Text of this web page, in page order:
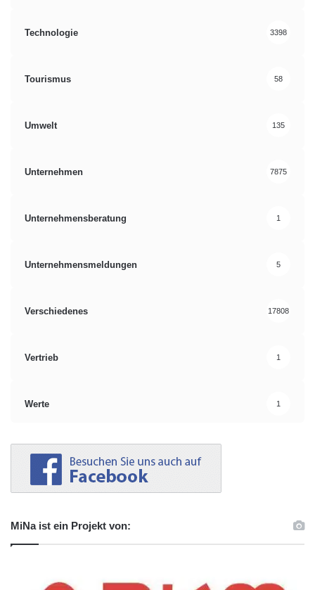
Technologie 3398
Tourismus 58
Umwelt 135
Unternehmen 7875
Unternehmensberatung 1
Unternehmensmeldungen 5
Verschiedenes 17808
Vertrieb 1
Werte 1
MiNa ist ein Projekt von: